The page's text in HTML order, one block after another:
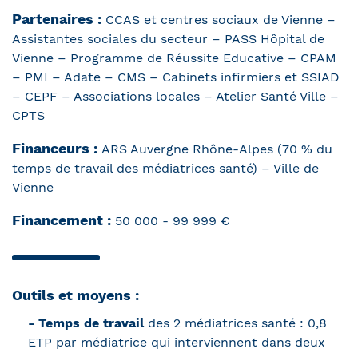
Partenaires : CCAS et centres sociaux de Vienne –
Assistantes sociales du secteur – PASS Hôpital de
Vienne – Programme de Réussite Educative – CPAM
– PMI – Adate – CMS – Cabinets infirmiers et SSIAD
– CEPF – Associations locales – Atelier Santé Ville –
CPTS
Financeurs : ARS Auvergne Rhône-Alpes (70 % du
temps de travail des médiatrices santé) – Ville de
Vienne
Financement : 50 000 - 99 999 €
Outils et moyens :
- Temps de travail des 2 médiatrices santé : 0,8
ETP par médiatrice qui interviennent dans deux